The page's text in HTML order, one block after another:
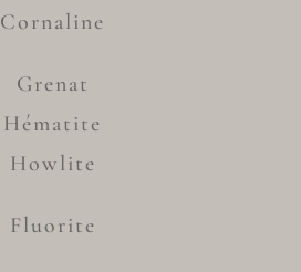
Cornaline
Grenat
Hématite
Howlite
Fluorite